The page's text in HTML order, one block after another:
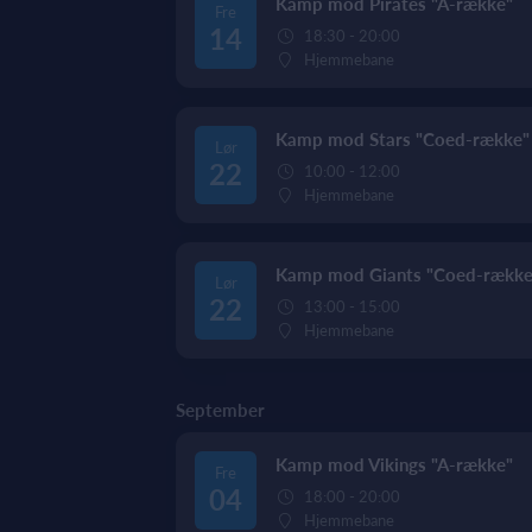
Fre
14
18:30 - 20:00
Hjemmebane
Lør
22
Kamp mod Stars "Coed-række"
10:00 - 12:00
Hjemmebane
Lør
22
Kamp mod Giants "Coed-
13:00 - 15:00
Hjemmebane
September
Fre
04
Kamp mod Vikings "A-række"
18:00 - 20:00
Hjemmebane